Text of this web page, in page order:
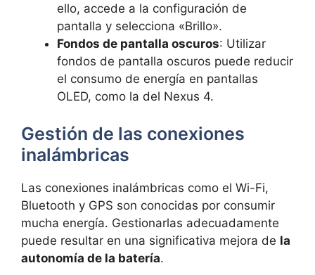
ello, accede a la configuración de
pantalla y selecciona «Brillo».
Fondos de pantalla oscuros: Utilizar
fondos de pantalla oscuros puede reducir
el consumo de energía en pantallas
OLED, como la del Nexus 4.
Gestión de las conexiones
inalámbricas
Las conexiones inalámbricas como el Wi-Fi,
Bluetooth y GPS son conocidas por consumir
mucha energía. Gestionarlas adecuadamente
puede resultar en una significativa mejora de la
autonomía de la batería.